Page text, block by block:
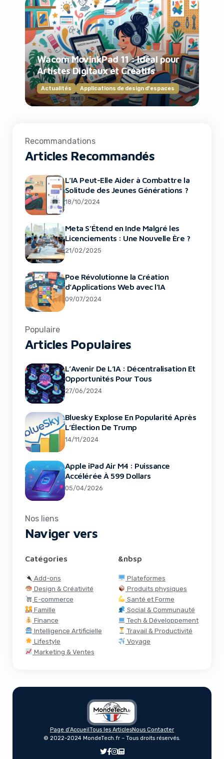
Wacom MovinkPad 11 : Idéal pour
Artistes Digitaux et Créatifs
Actualités Applications de design d'espaces
Recommandations
Articles Recommandés
L’IA Peut-Elle Aider à Combattre la
Solitude des Jeunes Générations ?
18/10/2024
Meta S’Étend en Inde Malgré les
Licenciements : Une Nouvelle Ère ?
21/02/2025
Poe Révolutionne la Création
d’Applications Web avec l’IA
09/07/2024
Populaire
Articles Populaires
L’Avenir De L’IA : Décentralisation Et
Opportunités Pour Tous
27/06/2024
Bluesky Explose En Popularité Après
L’Élection De Trump
14/11/2024
Apple iPad Air M4 : Puissance
Accélérée À 599 Dollars
05/04/2026
Nos liens
Naviger vers
Catégories
Add-ons
Design & Créativité
E-commerce
Famille
Finance
Intelligence Artificielle
Lifestyle
Marketing & Ventes
&nbsp
Plateformes
Produits physiques
Santé et Forme
Social & Communauté
Tech & Développement
Travail & Productivité
Voyage
Page d’AccueilTous les ArticlesNous Contacter
© 2022-2024 MondeTech.fr – Tous droits réservés.
Mission Barns Révolutionne la Viande